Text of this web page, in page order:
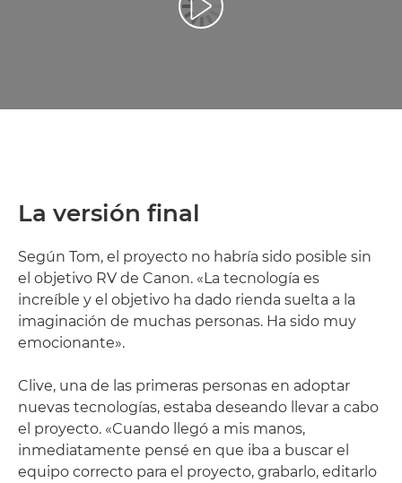
Reproducir vídeo
La versión final
Según Tom, el proyecto no habría sido posible sin
el objetivo RV de Canon. «La tecnología es
increíble y el objetivo ha dado rienda suelta a la
imaginación de muchas personas. Ha sido muy
emocionante».
Clive, una de las primeras personas en adoptar
nuevas tecnologías, estaba deseando llevar a cabo
el proyecto. «Cuando llegó a mis manos,
inmediatamente pensé en que iba a buscar el
equipo correcto para el proyecto, grabarlo, editarlo